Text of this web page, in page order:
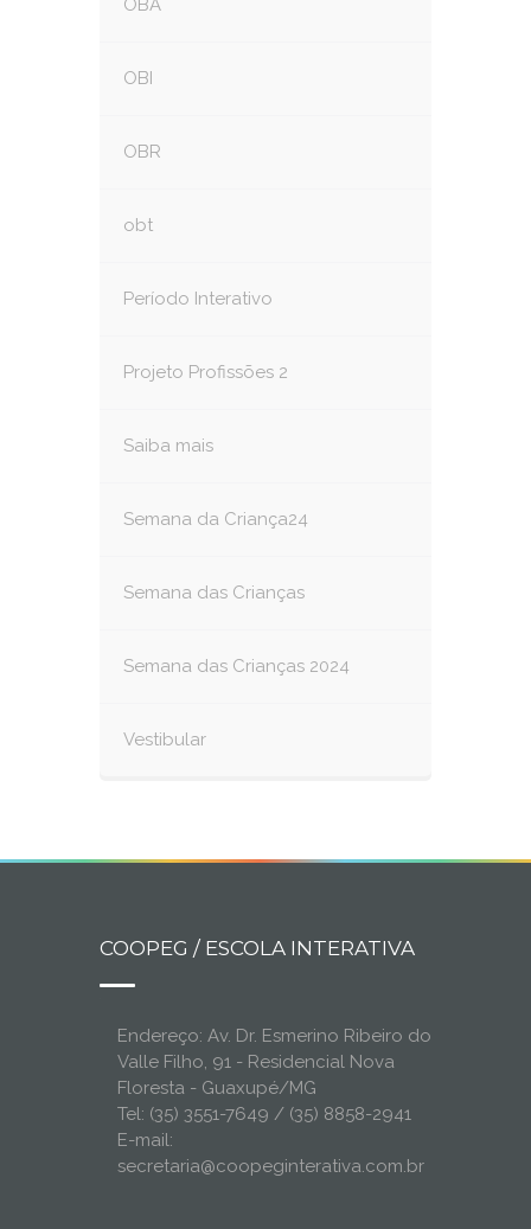
OBA
OBI
OBR
obt
Período Interativo
Projeto Profissões 2
Saiba mais
Semana da Criança24
Semana das Crianças
Semana das Crianças 2024
Vestibular
COOPEG / ESCOLA INTERATIVA
Endereço: Av. Dr. Esmerino Ribeiro do
Valle Filho, 91 - Residencial Nova
Floresta - Guaxupé/MG
Tel: (35) 3551-7649 / (35) 8858-2941
E-mail:
secretaria@coopeginterativa.com.br